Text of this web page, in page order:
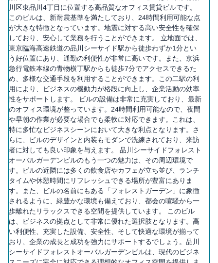
川区東品川4丁目に位置する高品質なオフィス賃貸ビルです。
このビルは、新耐震基準を満たしており、24時間利用可能な点
が大きな特徴となっています。地震に対する高い安全性を確保
しており、安心して業務を行うことができます。 立地面では、
東京臨海高速鉄道の品川シーサイド駅から徒歩わずか1分とい
う好位置にあり、通勤の利便性が非常に高いです。また、京浜
急行電鉄本線の青物横丁駅からも徒歩7分でアクセスできるた
め、多様な交通手段を利用することができます。この二駅の利
用により、ビジネスの機動力が格段に向上し、企業活動の効率
性をサポートします。 ビルの設備は非常に充実しており、最新
のオフィス環境が整っています。24時間利用可能なので、夜間
や早朝の作業が必要な場合でも柔軟に対応できます。これは、
特に多忙なビジネスシーンにおいて大きな利点となります。さ
らに、ビルのデザインと内装もモダンで洗練されており、来訪
者に対しても良い印象を与えます。 品川シーサイドフォレスト
オーバルガーデンビルのもう一つの魅力は、その周辺環境で
す。ビルの近隣には多くの飲食店やカフェが立ち並び、ランチ
タイムや休憩時間にリフレッシュできる場所が豊富にありま
す。また、ビルの名前にもある「フォレストガーデン」に象徴
されるように、緑豊かな環境も備えており、都会の喧騒から一
歩離れたリラックスできる空間を提供しています。 このビル
は、ビジネスの拠点として非常に優れた選択肢となります。高
い利便性、充実した設備、安全性、そして快適な環境が揃って
おり、企業の成長と成功を強力にサポートするでしょう。品川
シーサイドフォレストオーバルガーデンビルは、現代のビジネ